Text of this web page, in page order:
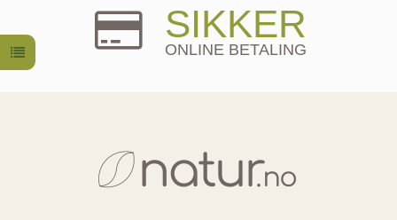
SIKKER
ONLINE BETALING